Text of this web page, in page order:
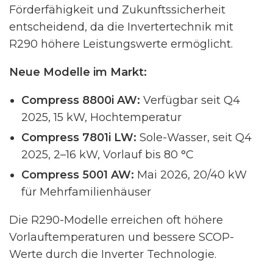
Förderfähigkeit und Zukunftssicherheit
entscheidend, da die Invertertechnik mit
R290 höhere Leistungswerte ermöglicht.
Neue Modelle im Markt:
Compress 8800i AW: Verfügbar seit Q4
2025, 15 kW, Hochtemperatur
Compress 7801i LW: Sole-Wasser, seit Q4
2025, 2–16 kW, Vorlauf bis 80 °C
Compress 5001 AW: Mai 2026, 20/40 kW
für Mehrfamilienhäuser
Die R290-Modelle erreichen oft höhere
Vorlauftemperaturen und bessere SCOP-
Werte durch die Inverter Technologie.